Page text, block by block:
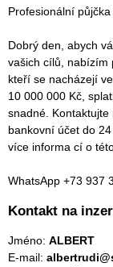
Profesionální
Dobrý den, abych
vašich cílů, nabízím
kteří se nacházejí
10 000 000 Kč,
snadné.
bankovní účet do
více informa cí o
WhatsApp +73 937
Kontakt na
Jméno: ALBERT
E-mail: